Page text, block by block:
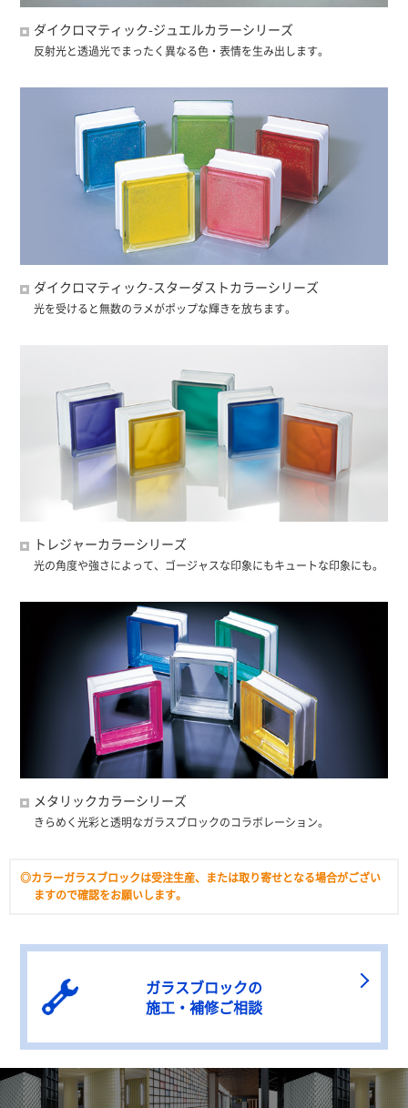
ダイクロマティック-ジュエルカラーシリーズ
反射光と透過光でまったく異なる色・表情を生み出します。
ダイクロマティック-スターダストカラーシリーズ
光を受けると無数のラメがポップな輝きを放ちます。
トレジャーカラーシリーズ
光の角度や強さによって、ゴージャスな印象にもキュートな印象にも。
メタリックカラーシリーズ
きらめく光彩と透明なガラスブロックのコラボレーション。
◎カラーガラスブロックは受注生産、または取り寄せとなる場合がござい
ますので確認をお願いします。
ガラスブロックの
施工・補修ご相談